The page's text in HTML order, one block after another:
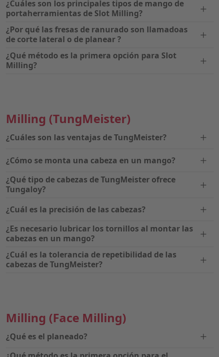
¿Cuáles son los principales tipos de mango de
portaherramientas de Slot Milling?
¿Por qué las fresas de ranurado son llamadoas
de corte lateral o de planear ?
¿Qué método es la primera opción para Slot
Milling?
Milling (TungMeister)
¿Cuáles son las ventajas de TungMeister?
¿Cómo se monta una cabeza en un mango?
¿Qué tipo de cabezas de TungMeister ofrece
Tungaloy?
¿Cuál es la precisión de las cabezas?
¿Es necesario lubricar los tornillos al montar las
cabezas en un mango?
¿Cuál es la tolerancia de repetibilidad de las
cabezas de TungMeister?
Milling (Face Milling)
¿Qué es el planeado?